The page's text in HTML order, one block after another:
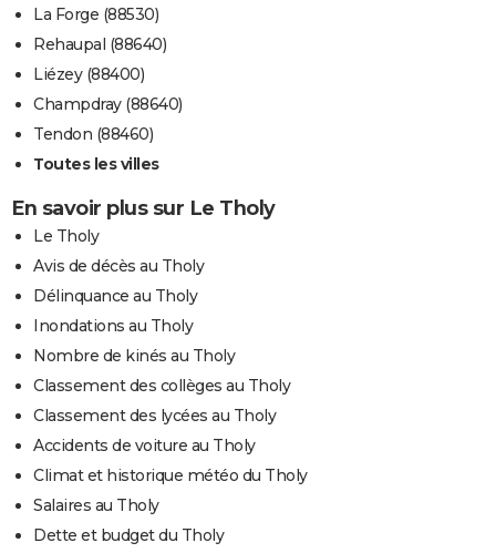
La Forge (88530)
Rehaupal (88640)
Liézey (88400)
Champdray (88640)
Tendon (88460)
Toutes les villes
En savoir plus sur Le Tholy
Le Tholy
Avis de décès au Tholy
Délinquance au Tholy
Inondations au Tholy
Nombre de kinés au Tholy
Classement des collèges au Tholy
Classement des lycées au Tholy
Accidents de voiture au Tholy
Climat et historique météo du Tholy
Salaires au Tholy
Dette et budget du Tholy